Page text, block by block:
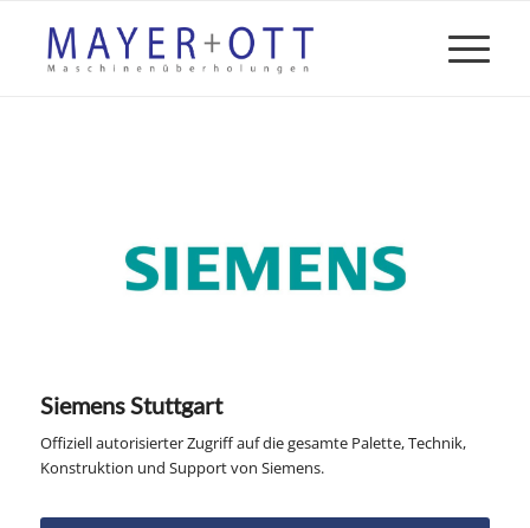
Siemens Stuttgart
Offiziell autorisierter Zugriff auf die gesamte Palette, Technik,
Konstruktion und Support von Siemens.